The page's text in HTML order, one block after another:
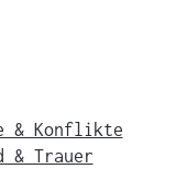
& Konflikte
& Trauer